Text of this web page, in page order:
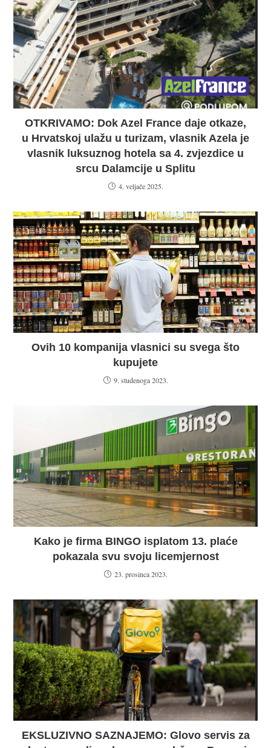
OTKRIVAMO: Dok Azel France daje otkaze,
u Hrvatskoj ulažu u turizam, vlasnik Azela je
vlasnik luksuznog hotela sa 4. zvjezdice u
srcu Dalamcije u Splitu
4. veljače 2025.
Ovih 10 kompanija vlasnici su svega što
kupujete
9. studenoga 2023.
Kako je firma BINGO isplatom 13. plaće
pokazala svu svoju licemjernost
23. prosinca 2023.
EKSLUZIVNO SAZNAJEMO: Glovo servis za